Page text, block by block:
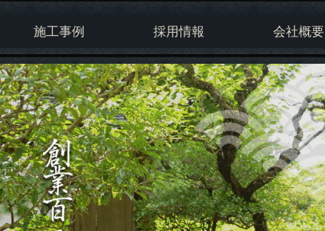
施工事例 採用情報 会社概要